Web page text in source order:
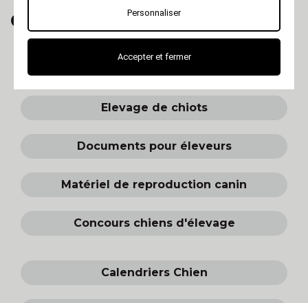
CRAQUEZ AUSSI POUR...
Elevage de chiots
Documents pour éleveurs
Matériel de reproduction canin
Concours chiens d'élevage
Calendriers Chien
Personnaliser
Accepter et fermer